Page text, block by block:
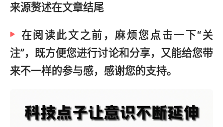
来源赘述在文章结尾
在阅读此文之前，麻烦您点击一下“关
注”，既方便您进行讨论和分享，又能给您带
来不一样的参与感，感谢您的支持。